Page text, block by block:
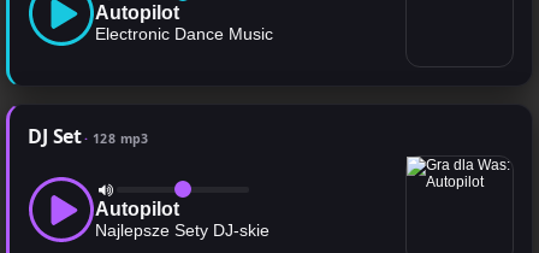
Autopilot
Electronic Dance Music
DJ Set 128 mp3
Autopilot
Najlepsze Sety DJ-skie